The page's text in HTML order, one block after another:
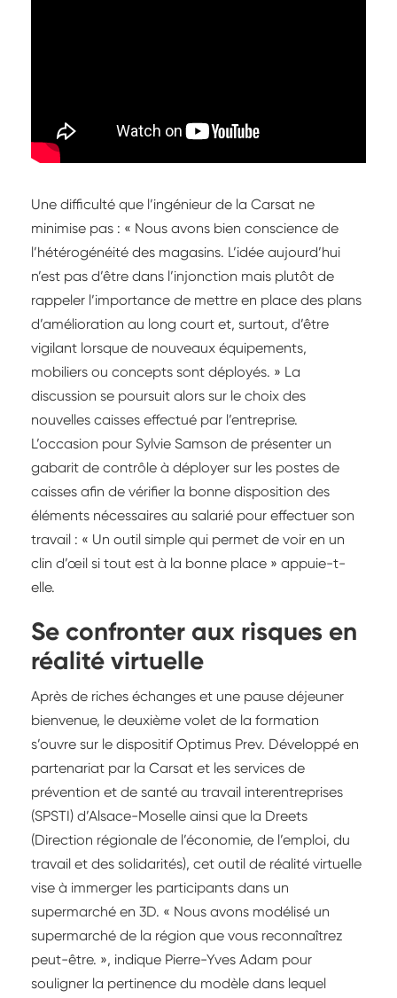
Une difficulté que l’ingénieur de la Carsat ne
minimise pas : « Nous avons bien conscience de
l’hétérogénéité des magasins. L’idée aujourd’hui
n’est pas d’être dans l’injonction mais plutôt de
rappeler l’importance de mettre en place des plans
d’amélioration au long court et, surtout, d’être
vigilant lorsque de nouveaux équipements,
mobiliers ou concepts sont déployés. » La
discussion se poursuit alors sur le choix des
nouvelles caisses effectué par l’entreprise.
L’occasion pour Sylvie Samson de présenter un
gabarit de contrôle à déployer sur les postes de
caisses afin de vérifier la bonne disposition des
éléments nécessaires au salarié pour effectuer son
travail : « Un outil simple qui permet de voir en un
clin d’œil si tout est à la bonne place » appuie-t-
elle.
Se confronter aux risques en
réalité virtuelle
Après de riches échanges et une pause déjeuner
bienvenue, le deuxième volet de la formation
s’ouvre sur le dispositif Optimus Prev. Développé en
partenariat par la Carsat et les services de
prévention et de santé au travail interentreprises
(SPSTI) d’Alsace-Moselle ainsi que la Dreets
(Direction régionale de l’économie, de l’emploi, du
travail et des solidarités), cet outil de réalité virtuelle
vise à immerger les participants dans un
supermarché en 3D. « Nous avons modélisé un
supermarché de la région que vous reconnaîtrez
peut-être. », indique Pierre-Yves Adam pour
souligner la pertinence du modèle dans lequel